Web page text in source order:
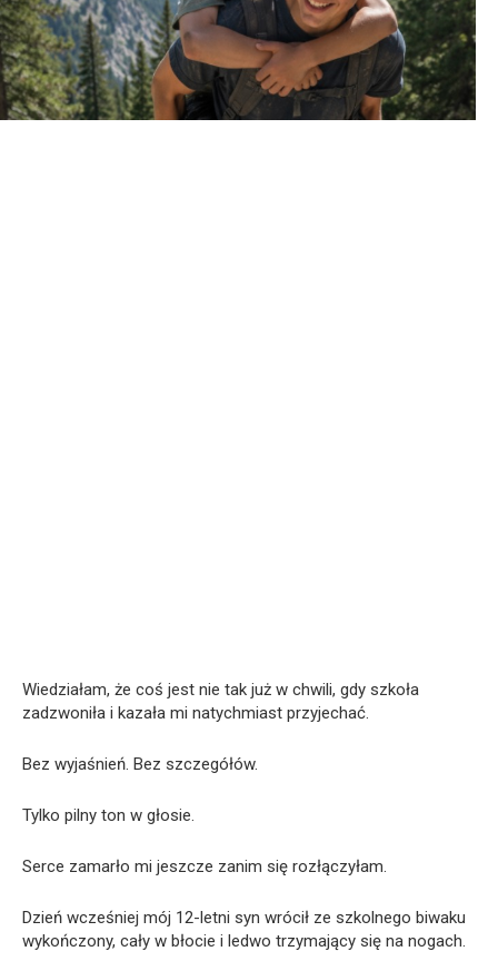
Wiedziałam, że coś jest nie tak już w chwili, gdy szkoła
zadzwoniła i kazała mi natychmiast przyjechać.
Bez wyjaśnień. Bez szczegółów.
Tylko pilny ton w głosie.
Serce zamarło mi jeszcze zanim się rozłączyłam.
Dzień wcześniej mój 12-letni syn wrócił ze szkolnego biwaku
wykończony, cały w błocie i ledwo trzymający się na nogach.